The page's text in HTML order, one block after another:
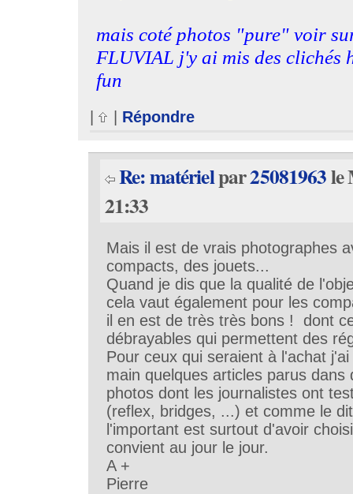
mais coté photos "pure" voir
FLUVIAL j'y ai mis des clichés
fun
Répondre
Re: matérielpar25081963le
21:33
Mais il est de vrais photographes
compacts, des jouets...
Quand je dis que la qualité de
cela vaut également pour les
il en est de très très bons ! dont
débrayables qui permettent des
Pour ceux qui seraient à l'achat
main quelques articles parus dans
photos dont les journalistes ont
(reflex, bridges, ...) et comme le
l'important est surtout d'avoir
convient au jour le jour.
A +
Pierre